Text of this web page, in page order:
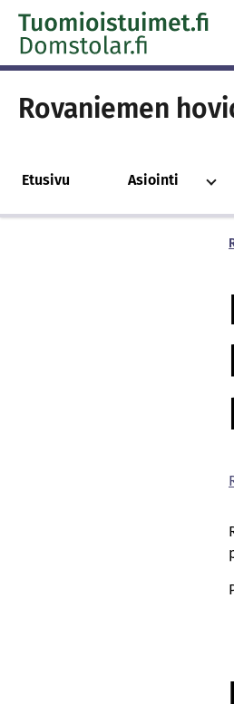
Skip to content -
Rovaniemen
Etusivu Asiointi